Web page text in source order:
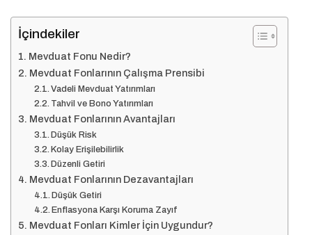
İçindekiler
Mevduat Fonu Nedir?
Mevduat Fonlarının Çalışma Prensibi
Vadeli Mevduat Yatırımları
Tahvil ve Bono Yatırımları
Mevduat Fonlarının Avantajları
Düşük Risk
Kolay Erişilebilirlik
Düzenli Getiri
Mevduat Fonlarının Dezavantajları
Düşük Getiri
Enflasyona Karşı Koruma Zayıf
Mevduat Fonları Kimler İçin Uygundur?